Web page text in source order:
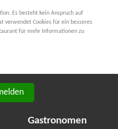
Es besteht kein Anspruch auf
verwendet Cookies für ein besseres
für mehr Informationen zu
Gastronomen